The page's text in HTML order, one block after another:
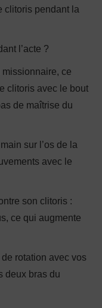
clitoris pendant la
l’acte ?
ce
clitoris avec le bout
de maîtrise du
sur l’os de la
avec le
son clitoris :
ce qui augmente
rotation avec vos
deux bras du